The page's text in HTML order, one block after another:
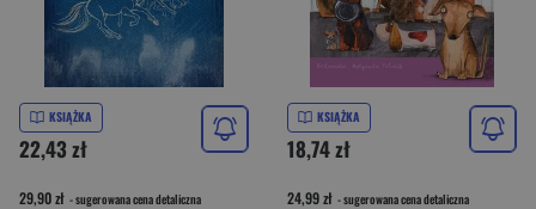
KSIĄŻKA
22,43 zł
29,90 zł - sugerowana cena detaliczna
KSIĄŻKA
18,74 zł
24,99 zł - sugerowana cena detaliczna